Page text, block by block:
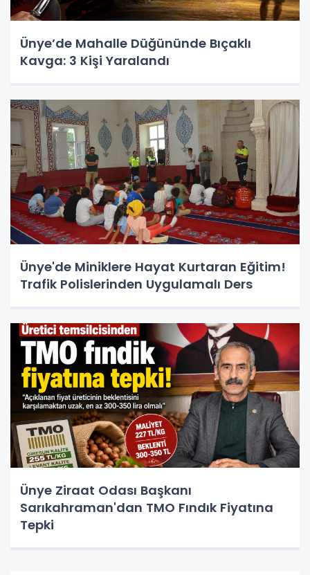
Ünye’de Mahalle Düğününde Bıçaklı
Kavga: 3 Kişi Yaralandı
Ünye'de Miniklere Hayat Kurtaran Eğitim!
Trafik Polislerinden Uygulamalı Ders
Ünye Ziraat Odası Başkanı
Sarıkahraman'dan TMO Fındık Fiyatına
Tepki